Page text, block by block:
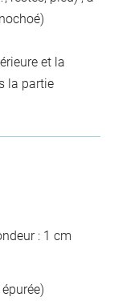
et la
la partie
: 1 cm